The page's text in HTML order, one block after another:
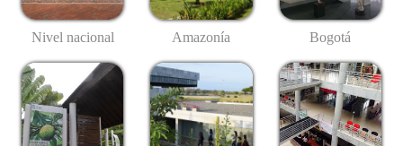
Nivel nacional Amazonía Bogotá